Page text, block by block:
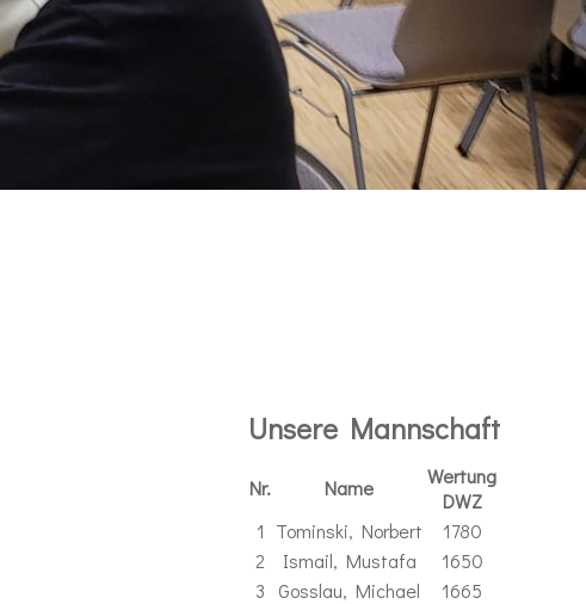
Unsere Mannschaft
Nr. Name
Wertung
DWZ
1 Tominski, Norbert
1780
2
Ismail, Mustafa
1650
3
Gosslau, Michael
1665